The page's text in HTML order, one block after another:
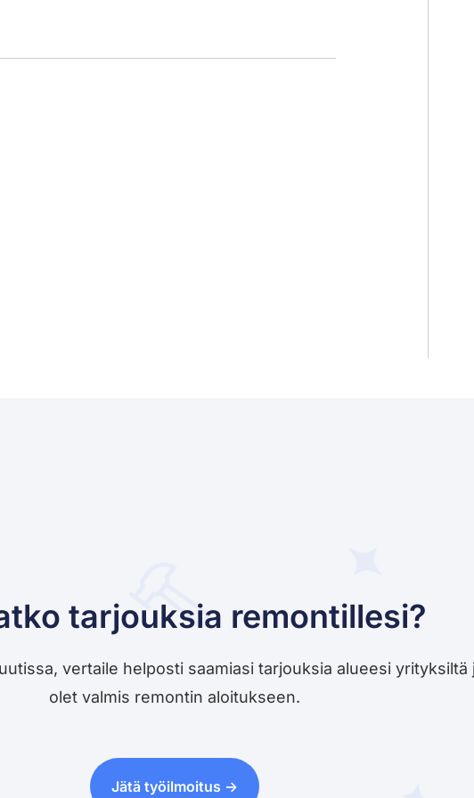
tarjouksia remontillesi?
vertaile helposti saamiasi tarjouksia alueesi yrityksiltä
olet valmis remontin aloitukseen.
Jätä työilmoitus ->